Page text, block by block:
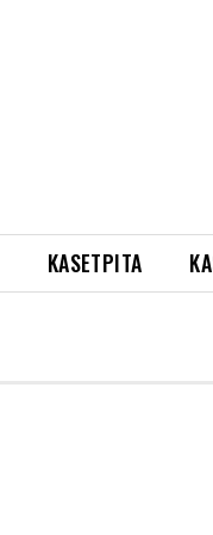
KASETPITA